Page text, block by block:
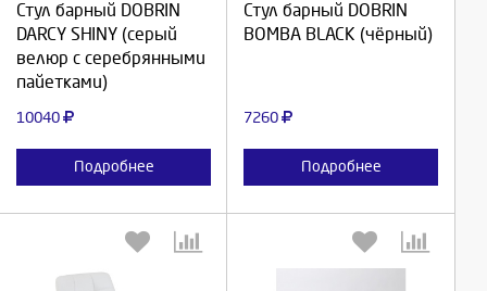
Стул барный DOBRIN
DARCY SHINY (серый
велюр с серебрянными
пайетками)
10040
Подробнее
Продолжить
Отмена
Стул барный DOBRIN
BOMBA BLACK (чёрный)
7260
Подробнее
Продолжить